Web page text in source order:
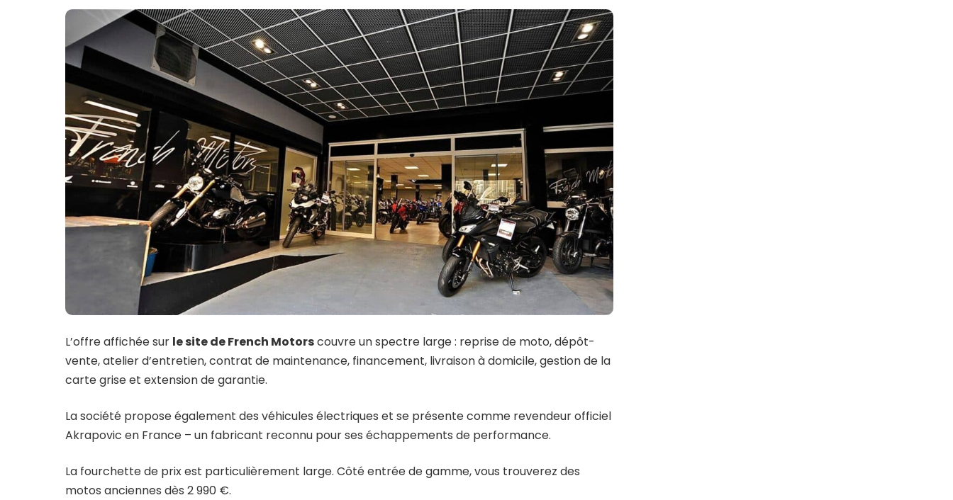
L’offre affichée sur le site de French Motorscouvre un spectre large : reprise de moto, dépôt-
vente, atelier d’entretien, contrat de maintenance, financement, livraison à domicile, gestion de la
carte grise et extension de garantie.
La société propose également des véhicules électriques et se présente comme revendeur officiel
Akrapovic en France – un fabricant reconnu pour ses échappements de performance.
La fourchette de prix est particulièrement large. Côté entrée de gamme, vous trouverez des
motos anciennes dès 2 990 €.